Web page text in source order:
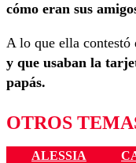
cómo eran sus
A lo que ella contestó
y que usaban la
papás.
OTROS
ALESSIA